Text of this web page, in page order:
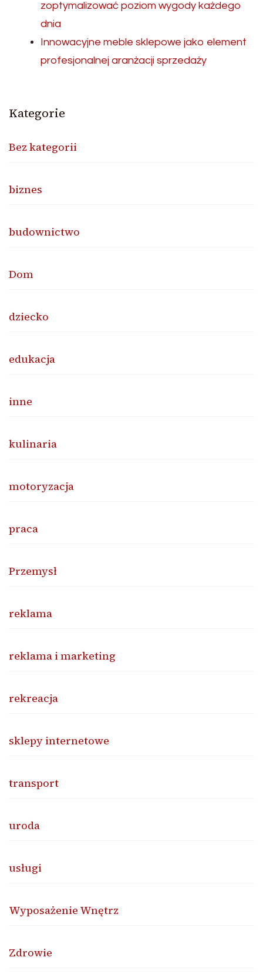
zoptymalizować poziom wygody każdego
dnia
Innowacyjne meble sklepowe jako element
profesjonalnej aranżacji sprzedaży
Kategorie
Bez kategorii
biznes
budownictwo
Dom
dziecko
edukacja
inne
kulinaria
motoryzacja
praca
Przemysł
reklama
reklama i marketing
rekreacja
sklepy internetowe
transport
uroda
usługi
Wyposażenie Wnętrz
Zdrowie